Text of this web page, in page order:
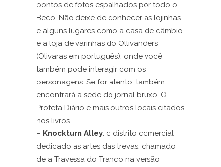
pontos de fotos espalhados por todo o
Beco. Não deixe de conhecer as lojinhas
e alguns lugares como a casa de câmbio
e a loja de varinhas do Ollivanders
(Olivaras em português), onde você
também pode interagir com os
personagens. Se for atento, também
encontrará a sede do jornal bruxo, O
Profeta Diário e mais outros locais citados
nos livros.
– Knockturn Alley: o distrito comercial
dedicado as artes das trevas, chamado
de a Travessa do Tranco na versão